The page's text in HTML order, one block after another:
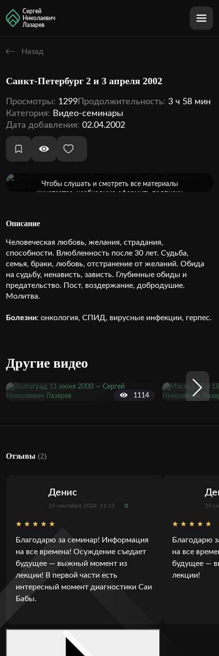
Сергей
Николаевич
Лазарев
Назад
Санкт-Петербург 2 и 3 апреля 2002
Просмотры: 1299 Продолжительность: 3 ч 58 мин
Категория: Видео-семинары
Дата добавления: 02.04.2002
Оформить подписку
Чтобы слушать и смотреть все материалы
кинотеатра, необходимо оформить подписку
Описание
Человеческая любовь, желания, страдания,
способности. Влюбленность после 30 лет. Судьба,
семья, браки, любовь, отстранение от желаний. Обида
на судьбу, ненависть, зависть. Глубинные обиды и
предательство. Пост, воздержание, добродушие.
Молитва.
Болезни: онкология, СПИД, вирусные инфекции, герпес.
Другие видео
1114
Отзывы (2)
Денис
29 сентября 2024, 11:13 0
Благодарю за семинар! Информация
на все времена! Осуждение съедает
будущее — выжный момент из
лекции! В первой части есть
интересный момент диагностики Саи
Бабы.
29
Благодарю
на все
будущее —
лекции!